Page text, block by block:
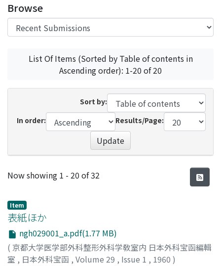
Browse
List Of Items (Sorted by Table of contents in
Ascending order): 1-20 of 20
Sort by:
In order:
Results/Page:
Update
Recent Submissions
Now showing 1 - 20 of 32
Item
表紙ほか
ngh029001_a.pdf(1.77 MB)
( 京都大学医学部外科整形外科学敎室内 日本外科宝函編輯
室 , 日本外科宝函 , Volume 29 , Issue 1 , 1960 )